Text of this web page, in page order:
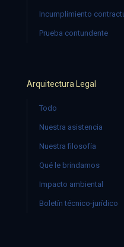
Incumplimiento
Prueba contundente
Arquitectura Legal
Todo
Nuestra asistencia
Nuestra filosofía
Qué le brindamos
Impacto ambiental
Boletín técnico-jurídico